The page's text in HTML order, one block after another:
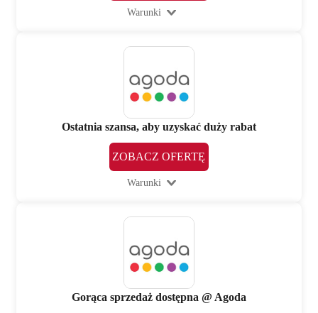
Warunki
Ostatnia szansa, aby uzyskać duży rabat
ZOBACZ OFERTĘ
Warunki
Gorąca sprzedaż dostępna @ Agoda